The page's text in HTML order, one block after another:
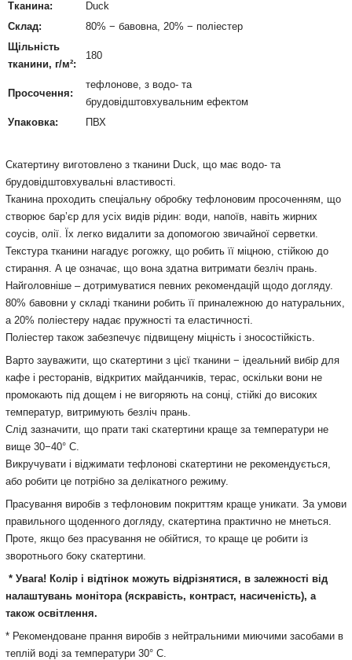
Тканина:
Duck
Склад:
80% − бавовна, 20% − поліестер
Щільність
тканини, г/м²:
180
Просочення:
тефлонове, з водо- та
брудовідштовхувальним ефектом
Упаковка:
ПВХ
Cкатертину виготовлено з тканини Duck, що має водо- та
брудовідштовхувальні властивості.
Тканина проходить спеціальну обробку тефлоновим просоченням, що
створює бар’єр для усіх видів рідин: води, напоїв, навіть жирних
соусів, олії. Їх легко видалити за допомогою звичайної серветки.
Текстура тканини нагадує рогожку, що робить її міцною, стійкою до
стирання. А це означає, що вона здатна витримати безліч прань.
Найголовніше – дотримуватися певних рекомендацій щодо догляду.
80% бавовни у складі тканини робить її приналежною до натуральних,
а 20% поліестеру надає пружності та еластичності.
Поліестер також забезпечує підвищену міцність і зносостійкість.
Варто зауважити, що скатертини з цієї тканини − ідеальний вибір для
кафе і ресторанів, відкритих майданчиків, терас, оскільки вони не
промокають під дощем і не вигоряють на сонці, стійкі до високих
температур, витримують безліч прань.
Слід зазначити, що прати такі скатертини краще за температури не
вище 30−40° С.
Викручувати і віджимати тефлонові скатертини не рекомендується,
або робити це потрібно за делікатного режиму.
Прасування виробів з тефлоновим покриттям краще уникати. За умови
правильного щоденного догляду, скатертина практично не мнеться.
Проте, якщо без прасування не обійтися, то краще це робити із
зворотнього боку скатертини.
* Увага! Колір і відтінок можуть відрізнятися, в залежності від
налаштувань монітора (яскравість, контраст, насиченість), а
також освітлення.
* Рекомендоване прання виробів з нейтральними миючими засобами в
теплій воді за температури 30° С.